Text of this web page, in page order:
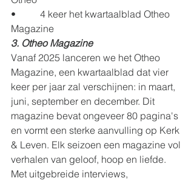
•          4 keer het kwartaalblad Otheo
Magazine
3. Otheo Magazine
Vanaf 2025 lanceren we het Otheo
Magazine, een kwartaalblad dat vier
keer per jaar zal verschijnen: in maart,
juni, september en december. Dit
magazine bevat ongeveer 80 pagina's
en vormt een sterke aanvulling op Kerk
& Leven. Elk seizoen een magazine vol
verhalen van geloof, hoop en liefde.
Met uitgebreide interviews,